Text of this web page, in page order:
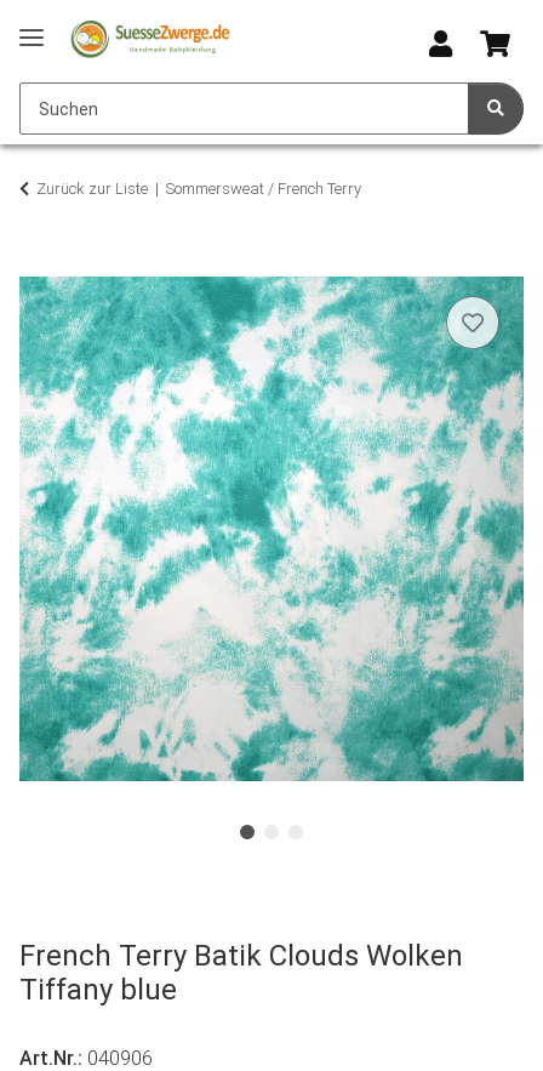
Zurück zur Liste Sommersweat / French Terry
French Terry Batik Clouds Wolken
Tiffany blue
Art.Nr.: 040906